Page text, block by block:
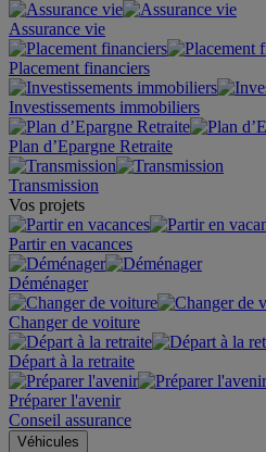
Assurance vie
Placement financiers
Investissements immobiliers
Plan d’Epargne Retraite
Transmission
Vos projets
Partir en vacances
Déménager
Changer de voiture
Départ à la retraite
Préparer l'avenir
Conseil assurance
Véhicules